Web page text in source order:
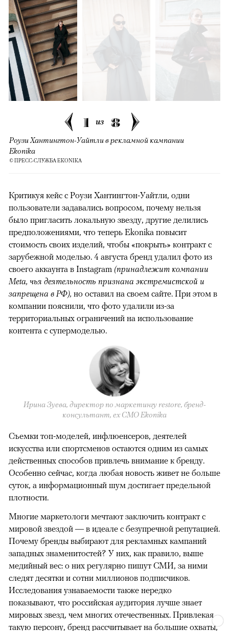
1 из 8
Роузи Хантингтон-Уайтли в рекламной кампании
Ekonika
© ПРЕСС-СЛУЖБА EKONIKA
Критикуя кейс с Роузи Хантингтон-Уайтли, одни
пользователи задавались вопросом, почему нельзя
было пригласить локальную звезду, другие делились
предположениями, что теперь Ekonika повысит
стоимость своих изделий, чтобы «покрыть» контракт с
зарубежной моделью. 4 августа бренд удалил фото из
своего аккаунта в Instagram (принадлежит компании
Meta, чья деятельность признана экстремистской и
запрещена в РФ), но оставил на своем сайте. При этом в
компании пояснили, что фото удалили из-за
территориальных ограничений на использование
контента с супермоделью.
Ирина Зуева, директор по маркетингу restore, бренд-
консультант, eх CMO Ekonika
Съемки топ-моделей, инфлюенсеров, деятелей
искусства или спортсменов остаются одним из самых
действенных способов привлечь внимание к бренду.
Особенно сейчас, когда любая новость живет не больше
суток, а информационный шум достигает предельной
плотности.
Многие маркетологи мечтают заключить контракт с
мировой звездой — в идеале с безупречной репутацией.
Почему бренды выбирают для рекламных кампаний
западных знаменитостей? У них, как правило, выше
медийный вес: о них регулярно пишут СМИ, за ними
следят десятки и сотни миллионов подписчиков.
Исследования узнаваемости также нередко
показывают, что российская аудитория лучше знает
мировых звезд, чем многих отечественных. Привлекая
такую персону, бренд рассчитывает на большие охваты,